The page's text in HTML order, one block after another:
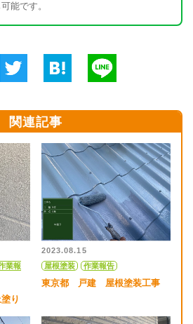
能です。
関連記事
業報
り
2023.08.15
屋根塗装
作業報告
東京都 戸建 屋根塗装工事